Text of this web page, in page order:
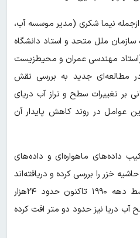
نیما شکری (مدیر موسسه آب،
ملل متحد و استاد دانشگاه
مهندسی عمران و محیط‌زیست
در مطالعه‌ای جدید به بررسی نقش
بر تغییرات سطح و تراز آب دریای
عوامل در روند کاهش پایدار آن
داده‌های ماهواره‌ای و داده‌های
خزر را بررسی کرده و دریافته‌اند
که سطح آب دریای خزر از اواسط دهه ۱۹۹۰ تاکنون حدود ۲۴هزار
آب دریا نیز حدود دو متر افت کرده